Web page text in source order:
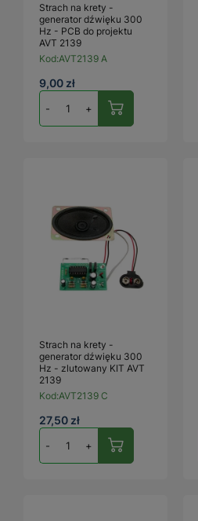
Strach na krety -
generator dźwięku 300
Hz - PCB do projektu
AVT 2139
Kod:AVT2139 A
9,00 zł
- +
Strach na krety -
generator dźwięku 300
Hz - zlutowany KIT AVT
2139
Kod:AVT2139 C
27,50 zł
- +